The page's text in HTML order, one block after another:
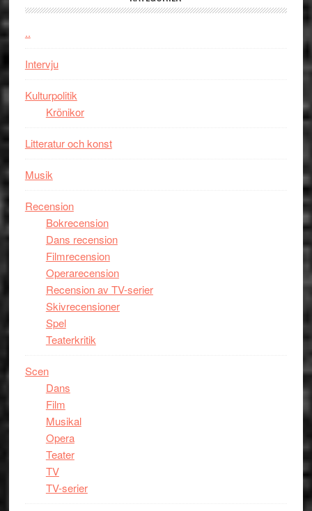
kan
..
Intervju
Kulturpolitik
Krönikor
Litteratur och konst
Musik
Recension
Bokrecension
Dans recension
Filmrecension
Operarecension
Recension av TV-serier
Skivrecensioner
Spel
Teaterkritik
Scen
Dans
Film
Musikal
Opera
Teater
TV
TV-serier